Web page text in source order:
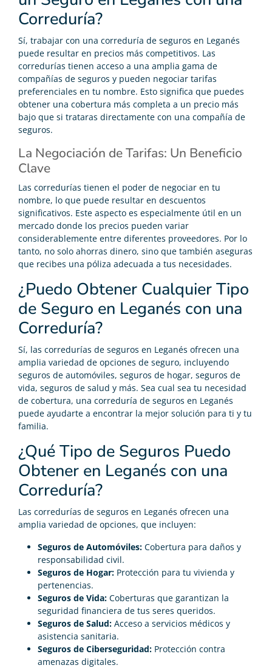
Correduría?
Sí, trabajar con una correduría de seguros en Leganés
puede resultar en precios más competitivos. Las
corredurías tienen acceso a una amplia gama de
compañías de seguros y pueden negociar tarifas
preferenciales en tu nombre. Esto significa que puedes
obtener una cobertura más completa a un precio más
bajo que si trataras directamente con una compañía de
seguros.
La Negociación de Tarifas: Un Beneficio
Clave
Las corredurías tienen el poder de negociar en tu
nombre, lo que puede resultar en descuentos
significativos. Este aspecto es especialmente útil en un
mercado donde los precios pueden variar
considerablemente entre diferentes proveedores. Por lo
tanto, no solo ahorras dinero, sino que también aseguras
que recibes una póliza adecuada a tus necesidades.
¿Puedo Obtener Cualquier Tipo
de Seguro en Leganés con una
Correduría?
Sí, las corredurías de seguros en Leganés ofrecen una
amplia variedad de opciones de seguro, incluyendo
seguros de automóviles, seguros de hogar, seguros de
vida, seguros de salud y más. Sea cual sea tu necesidad
de cobertura, una correduría de seguros en Leganés
puede ayudarte a encontrar la mejor solución para ti y tu
familia.
¿Qué Tipo de Seguros Puedo
Obtener en Leganés con una
Correduría?
Las corredurías de seguros en Leganés ofrecen una
amplia variedad de opciones, que incluyen:
Seguros de Automóviles: Cobertura para daños y
responsabilidad civil.
Seguros de Hogar: Protección para tu vivienda y
pertenencias.
Seguros de Vida: Coberturas que garantizan la
seguridad financiera de tus seres queridos.
Seguros de Salud: Acceso a servicios médicos y
asistencia sanitaria.
Seguros de Ciberseguridad: Protección contra
amenazas digitales.